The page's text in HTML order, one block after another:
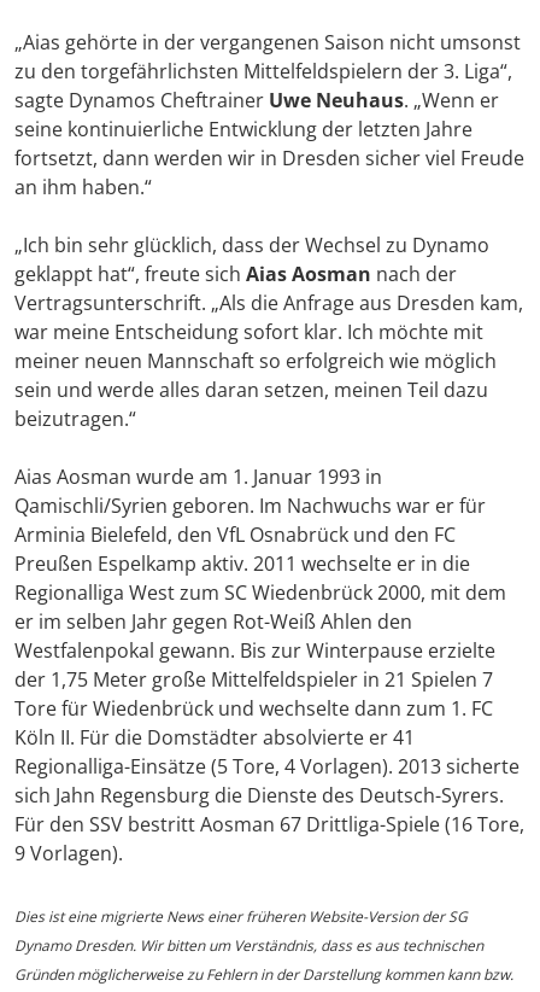
„Aias gehörte in der vergangenen Saison nicht umsonst
zu den torgefährlichsten Mittelfeldspielern der 3. Liga“,
sagte Dynamos Cheftrainer Uwe Neuhaus. „Wenn er
seine kontinuierliche Entwicklung der letzten Jahre
fortsetzt, dann werden wir in Dresden sicher viel Freude
an ihm haben.“
„Ich bin sehr glücklich, dass der Wechsel zu Dynamo
geklappt hat“, freute sich Aias Aosman nach der
Vertragsunterschrift. „Als die Anfrage aus Dresden kam,
war meine Entscheidung sofort klar. Ich möchte mit
meiner neuen Mannschaft so erfolgreich wie möglich
sein und werde alles daran setzen, meinen Teil dazu
beizutragen.“
Aias Aosman wurde am 1. Januar 1993 in
Qamischli/Syrien geboren. Im Nachwuchs war er für
Arminia Bielefeld, den VfL Osnabrück und den FC
Preußen Espelkamp aktiv. 2011 wechselte er in die
Regionalliga West zum SC Wiedenbrück 2000, mit dem
er im selben Jahr gegen Rot-Weiß Ahlen den
Westfalenpokal gewann. Bis zur Winterpause erzielte
der 1,75 Meter große Mittelfeldspieler in 21 Spielen 7
Tore für Wiedenbrück und wechselte dann zum 1. FC
Köln II. Für die Domstädter absolvierte er 41
Regionalliga-Einsätze (5 Tore, 4 Vorlagen). 2013 sicherte
sich Jahn Regensburg die Dienste des Deutsch-Syrers.
Für den SSV bestritt Aosman 67 Drittliga-Spiele (16 Tore,
9 Vorlagen).
Dies ist eine migrierte News einer früheren Website-Version der SG
Dynamo Dresden. Wir bitten um Verständnis, dass es aus technischen
Gründen möglicherweise zu Fehlern in der Darstellung kommen kann bzw.